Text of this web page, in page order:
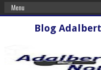
Blog